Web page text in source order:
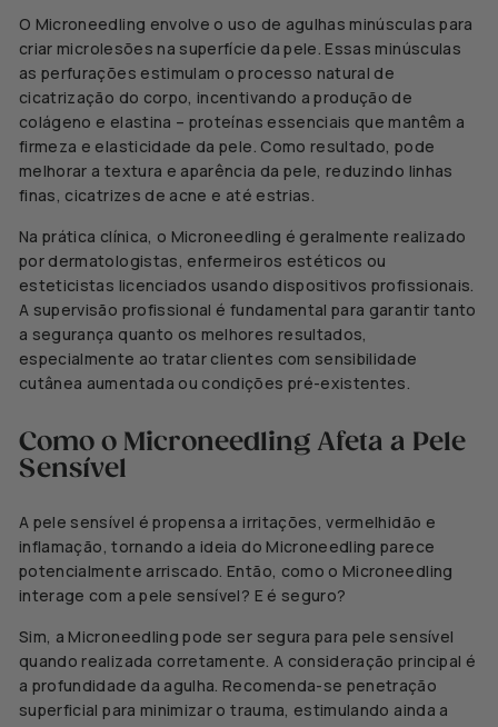
O Microneedling envolve o uso de agulhas minúsculas para
criar microlesões na superfície da pele. Essas minúsculas
as perfurações estimulam o processo natural de
cicatrização do corpo, incentivando a produção de
colágeno e elastina – proteínas essenciais que mantêm a
firmeza e elasticidade da pele. Como resultado, pode
melhorar a textura e aparência da pele, reduzindo linhas
finas, cicatrizes de acne e até estrias.
Na prática clínica, o Microneedling é geralmente realizado
por dermatologistas, enfermeiros estéticos ou
esteticistas licenciados usando dispositivos profissionais.
A supervisão profissional é fundamental para garantir tanto
a segurança quanto os melhores resultados,
especialmente ao tratar clientes com sensibilidade
cutânea aumentada ou condições pré-existentes.
Como o Microneedling Afeta a Pele
Sensível
A pele sensível é propensa a irritações, vermelhidão e
inflamação, tornando a ideia do Microneedling parece
potencialmente arriscado. Então, como o Microneedling
interage com a pele sensível? E é seguro?
Sim, a Microneedling pode ser segura para pele sensível
quando realizada corretamente. A consideração principal é
a profundidade da agulha. Recomenda-se penetração
superficial para minimizar o trauma, estimulando ainda a